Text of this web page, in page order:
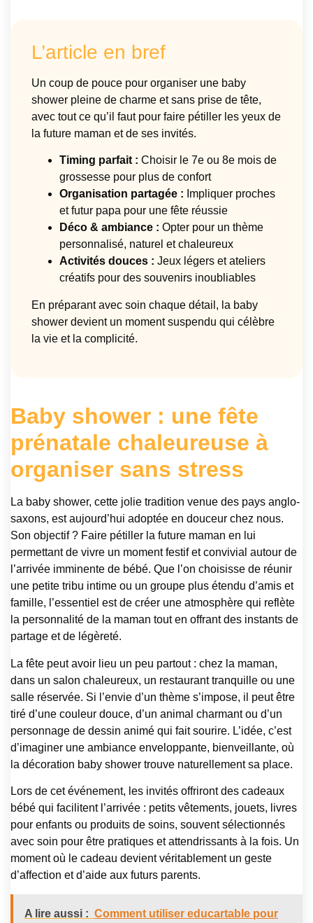
L’article en bref
Un coup de pouce pour organiser une baby
shower pleine de charme et sans prise de tête,
avec tout ce qu’il faut pour faire pétiller les yeux de
la future maman et de ses invités.
Timing parfait : Choisir le 7e ou 8e mois de
grossesse pour plus de confort
Organisation partagée : Impliquer proches
et futur papa pour une fête réussie
Déco & ambiance : Opter pour un thème
personnalisé, naturel et chaleureux
Activités douces : Jeux légers et ateliers
créatifs pour des souvenirs inoubliables
En préparant avec soin chaque détail, la baby
shower devient un moment suspendu qui célèbre
la vie et la complicité.
Baby shower : une fête
prénatale chaleureuse à
organiser sans stress
La baby shower, cette jolie tradition venue des pays anglo-
saxons, est aujourd’hui adoptée en douceur chez nous.
Son objectif ? Faire pétiller la future maman en lui
permettant de vivre un moment festif et convivial autour de
l’arrivée imminente de bébé. Que l’on choisisse de réunir
une petite tribu intime ou un groupe plus étendu d’amis et
famille, l’essentiel est de créer une atmosphère qui reflète
la personnalité de la maman tout en offrant des instants de
partage et de légèreté.
La fête peut avoir lieu un peu partout : chez la maman,
dans un salon chaleureux, un restaurant tranquille ou une
salle réservée. Si l’envie d’un thème s’impose, il peut être
tiré d’une couleur douce, d’un animal charmant ou d’un
personnage de dessin animé qui fait sourire. L’idée, c’est
d’imaginer une ambiance enveloppante, bienveillante, où
la décoration baby shower trouve naturellement sa place.
Lors de cet événement, les invités offriront des cadeaux
bébé qui facilitent l’arrivée : petits vêtements, jouets, livres
pour enfants ou produits de soins, souvent sélectionnés
avec soin pour être pratiques et attendrissants à la fois. Un
moment où le cadeau devient véritablement un geste
d’affection et d’aide aux futurs parents.
A lire aussi : Comment utiliser educartable pour